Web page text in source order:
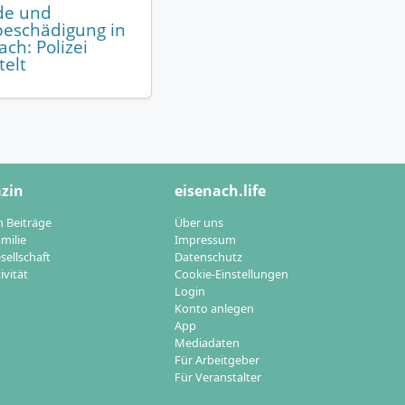
und
in
Polizei
Beiträge
eisenach.life
Über uns
Impressum
Datenschutz
Cookie-Einstellungen
Login
Konto anlegen
App
Mediadaten
Für Arbeitgeber
Für Veranstalter